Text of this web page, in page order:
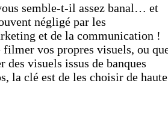
semble-t-il assez banal… et
négligé par les
et de la communication !
filmer vos propres visuels, ou
visuels issus de banques
la clé est de les choisir de haute